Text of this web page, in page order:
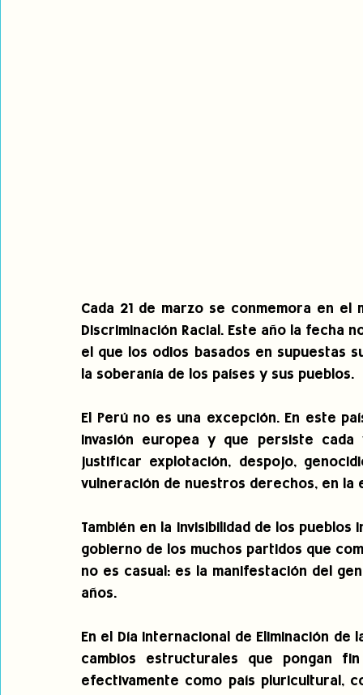
Cada 21 de marzo se conmemora en el
Discriminación Racial. Este año la fecha
el que los odios basados en supuestas
la soberanía de los países y sus pueblos.
El Perú no es una excepción. En este
invasión europea y que persiste
justificar explotación, despojo,
vulneración de nuestros derechos, en la
También en la invisibilidad de los
gobierno de los muchos partidos que
no es casual: es la manifestación del
años.
En el Día Internacional de Eliminación de
cambios estructurales que pongan
efectivamente como país pluricultural,